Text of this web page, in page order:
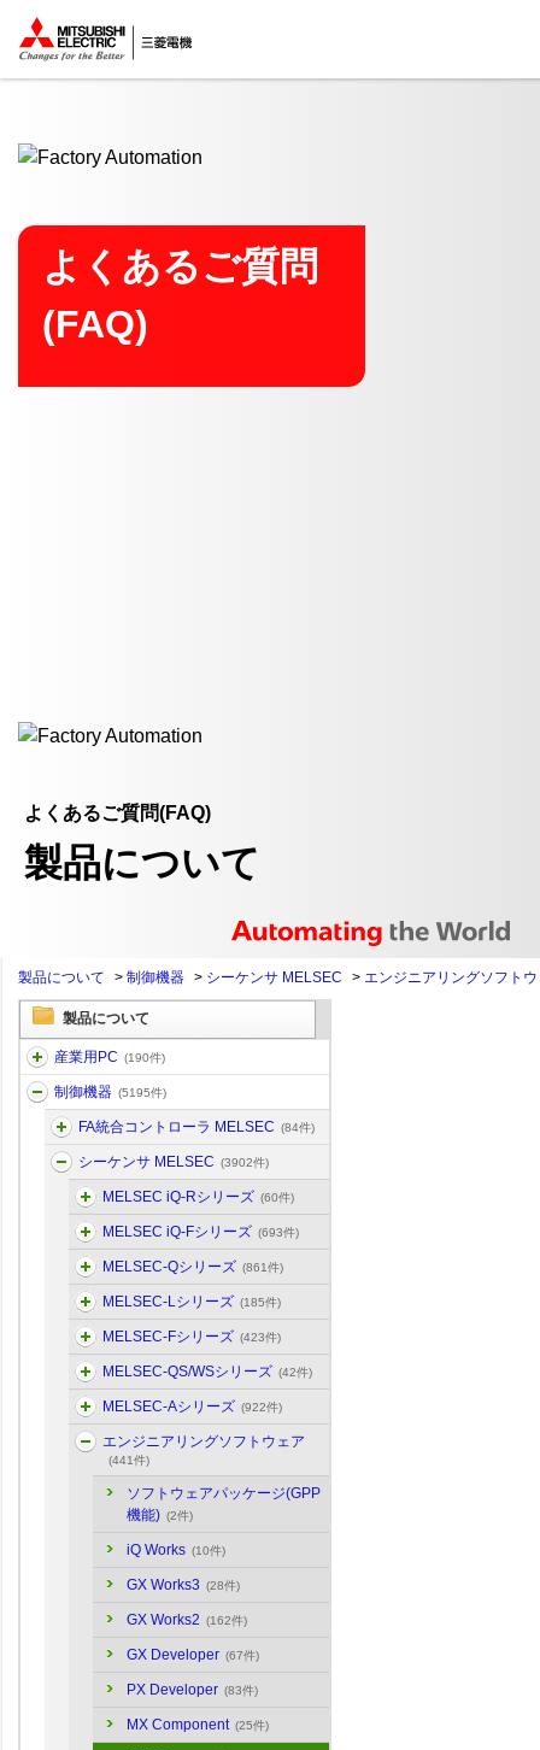
ここから本文
よくあるご質問
(FAQ)
よくあるご質問(FAQ)
製品について
製品について > 制御機器 > シーケンサ MELSEC > エンジニアリングソフト
製品について
産業用PC (190件)
制御機器 (5195件)
FA統合コントローラ MELSEC (84件)
シーケンサ MELSEC (3902件)
MELSEC iQ-Rシリーズ (60件)
MELSEC iQ-Fシリーズ (693件)
MELSEC-Qシリーズ (861件)
MELSEC-Lシリーズ (185件)
MELSEC-Fシリーズ (423件)
MELSEC-QS/WSシリーズ (42件)
MELSEC-Aシリーズ (922件)
エンジニアリングソフトウェア
(441件)
ソフトウェアパッケージ(GPP
機能) (2件)
iQ Works (10件)
GX Works3 (28件)
GX Works2 (162件)
GX Developer (67件)
PX Developer (83件)
MX Component (25件)